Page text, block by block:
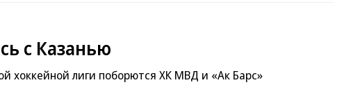
с Казанью
хоккейной лиги поборются ХК МВД и «Ак Барс»